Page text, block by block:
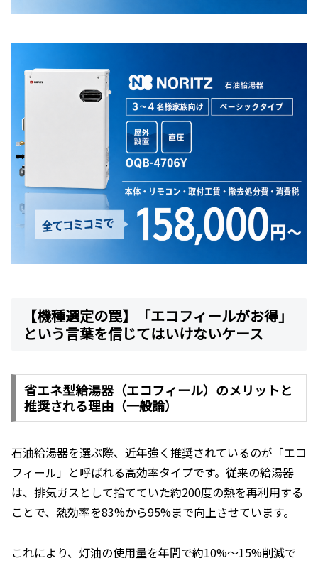
【機種選定の罠】「エコフィールがお得」
という言葉を信じてはいけないケース
省エネ型給湯器（エコフィール）のメリットと
推奨される理由（一般論）
石油給湯器を選ぶ際、近年強く推奨されているのが「エコ
フィール」と呼ばれる高効率タイプです。従来の給湯器
は、排気ガスとして捨てていた約200度の熱を再利用する
ことで、熱効率を83%から95%まで向上させています。
これにより、灯油の使用量を年間で約10%〜15%削減で